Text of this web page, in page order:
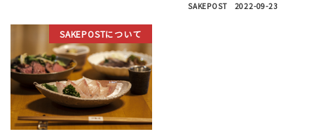
SAKEPOST 2022-09-23
SAKEPOSTについて